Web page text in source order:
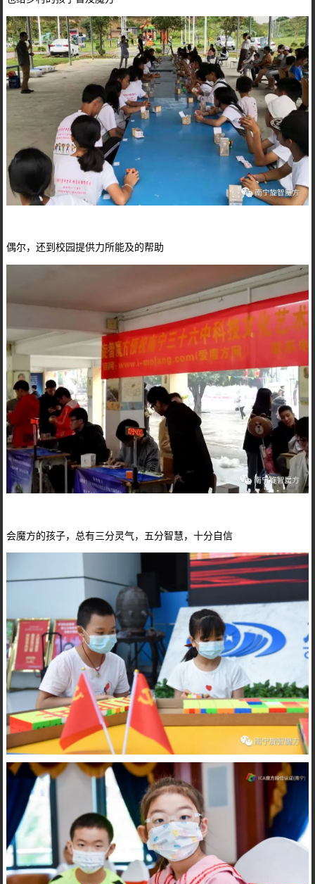
偶尔，还到校园提供力所能及的帮助
会魔方的孩子，总有三分灵气，五分智慧，十分自信